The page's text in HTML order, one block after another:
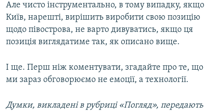
Але чисто інструментально, в тому випадку, якщо
Київ, нарешті, вирішить виробити свою позицію
щодо півострова, не варто дивуватись, якщо ця
позиція виглядатиме так, як описано вище.
І ще. Перш ніж коментувати, згадайте про те, що
ми зараз обговорюємо не емоції, а технології.
Думки, викладені в рубриці «Погляд», передають